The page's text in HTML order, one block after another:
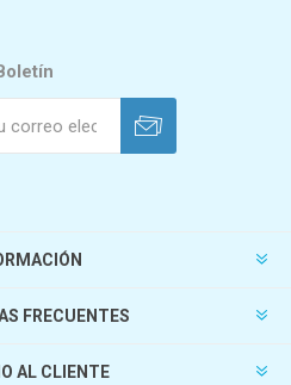
FRECUENTES
AL CLIENTE